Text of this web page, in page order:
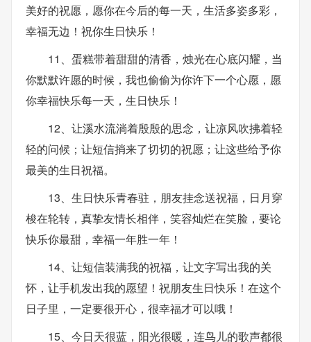
美好的祝愿，愿你在今后的每一天，生活多姿多彩，
幸福无边！祝你生日快乐！
11、蛋糕带着甜甜的清香，烛光在心底闪耀，当
你默默许愿的时候，我也偷偷为你许下一个心愿，愿
你幸福快乐每一天，生日快乐！
12、让溪水流淌着殷殷的思念，让凉风吹拂着轻
轻的问候；让短信捎来了切切的祝愿；让这些给予你
最美的生日祝福。
13、生日快乐青春驻，朋友挂念送祝福，日月穿
梭在轮转，真挚友情长相伴，笑容灿烂在笑脸，要论
快乐你最甜，幸福一年胜一年！
14、让短信装满我的祝福，让文字写出我的关
怀，让手机发出我的愿望！祝朋友生日快乐！在这个
日子里，一定要很开心，很幸福才可以哦！
15、今日天很蓝，阳光很暖，连鸟儿的歌声都很